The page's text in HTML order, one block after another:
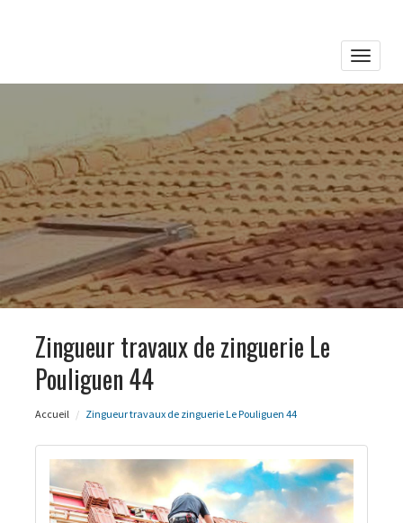
Toggle
Zingueur travaux de zinguerie Le
Pouliguen 44
Accueil Zingueur travaux de zinguerie Le Pouliguen 44